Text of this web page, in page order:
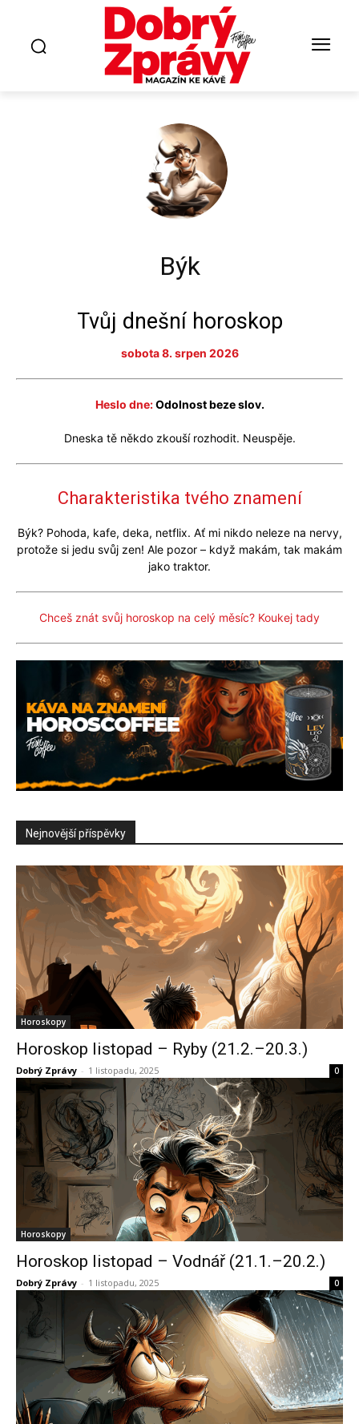
Býk
Tvůj dnešní horoskop
sobota 8. srpen 2026
Heslo dne: Odolnost beze slov.
Dneska tě někdo zkouší rozhodit. Neuspěje.
Charakteristika tvého znamení
Býk? Pohoda, kafe, deka, netflix. Ať mi nikdo neleze na nervy,
protože si jedu svůj zen! Ale pozor – když makám, tak makám
jako traktor.
Chceš znát svůj horoskop na celý měsíc? Koukej tady
Nejnovější příspěvky
Horoskopy
Horoskop listopad – Ryby (21.2.–20.3.)
Dobrý Zprávy - 1 listopadu, 2025 0
Horoskopy
Horoskop listopad – Vodnář (21.1.–20.2.)
Dobrý Zprávy - 1 listopadu, 2025 0